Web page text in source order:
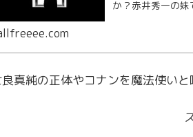
か？赤井秀一の
真純の正体やコナンを魔法使い